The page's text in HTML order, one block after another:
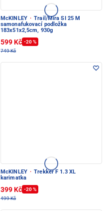
McKINLEY · Trail/Mira SI 25 M
samonafukovací podložka
183x51x2,5cm, 930g
599 Kč -20 %
749 Kč
McKINLEY · Trekker F 1.3 XL
karimatka
399 Kč -20 %
499 Kč